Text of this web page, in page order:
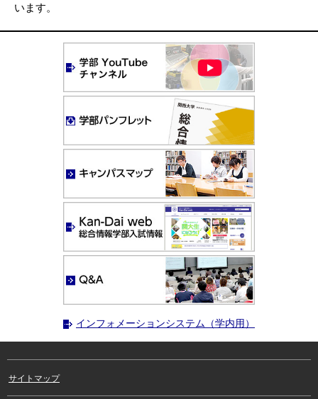
います。
インフォメーションシステム（学内用）
サイトマップ